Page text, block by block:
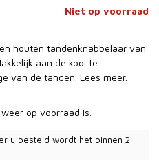
Niet op voorraad
houten tandenknabbelaar van
aan de kooi te
van de tanden. Lees meer.
op voorraad is.
u besteld wordt het binnen 2